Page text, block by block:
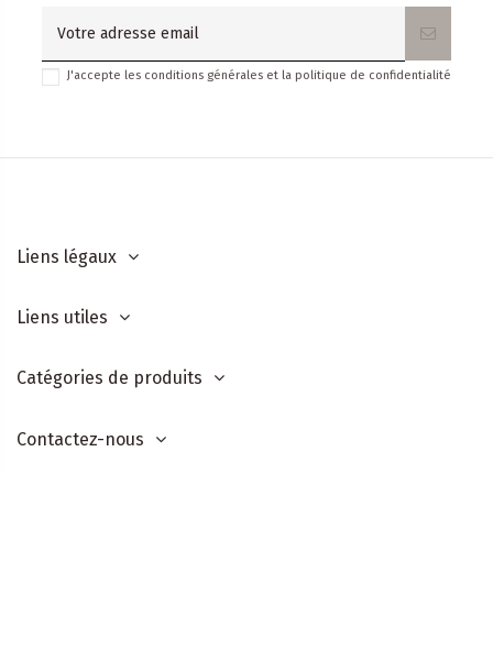
J'accepte les conditions générales et la politique de confidentialité
Liens légaux
Liens utiles
Catégories de produits
Contactez-nous